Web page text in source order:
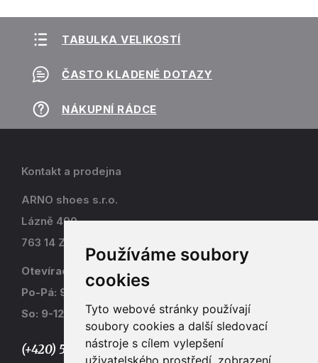
Používáme soubory
cookies
Tyto webové stránky používají
soubory cookies a další sledovací
nástroje s cílem vylepšení
uživatelského prostředí, zobrazení
TABULKA VELIKOSTÍ
ČASTO KLADENÉ DOTAZY
NÁKUPNÍ RÁDCE
Kontakt a prodejna
ARNO shoes s.r.o.
Lázně 490
763 14 Zlín - Kostelec
Otevírací doba
Po-Pá: 9-17
So: 9-12
(+420) 577 915 036,